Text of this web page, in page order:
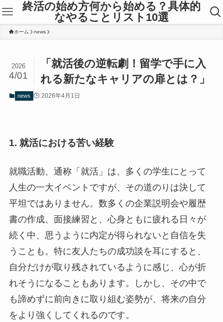
終活の始め方何から始める？具体的
なやることリスト10選
ホーム news
「就活後の逆転劇！留学で手に入
れる新たなキャリアの扉とは？」
2026
4/01
news 2026年4月1日
1. 就活における苦い経験
就職活動、通称「就活」は、多くの学生にとって
人生の一大イベントですが、その道のりは決して
平坦ではありません。数多くの企業説明会や履歴
書の作成、面接練習と、心身ともに疲れる日々が
続く中、思うように内定が得られないと自信を失
うことも。特に友人たちの成功談を耳にすると、
自分だけが取り残されているように感じ、心が折
れそうになることもあります。しかし、その中で
も諦めずに前向きに取り組む姿勢が、将来の自分
をより強くしてくれるのです。